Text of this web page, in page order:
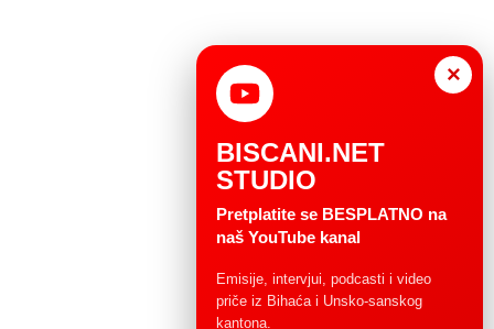
×
BISCANI.NET
STUDIO
Pretplatite se BESPLATNO na
naš YouTube kanal
Emisije, intervjui, podcasti i video
priče iz Bihaća i Unsko-sanskog
kantona.